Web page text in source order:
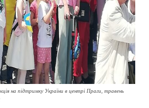
на підтримку України в центрі Праги, травень